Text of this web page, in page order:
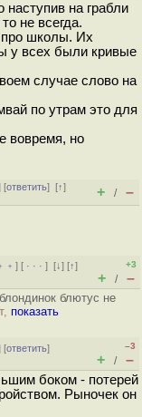
на грабли
не всегда.
школы. Их
у всех были кривые
случае слово на
по утрам это для
вовремя, но
[ответить][↑]
+ / –
] [ · · ·][↓] [↑]
+3
+ / –
блютус не
показать
[ответить]
–3
+ / –
боком - потерей
Рыночек он